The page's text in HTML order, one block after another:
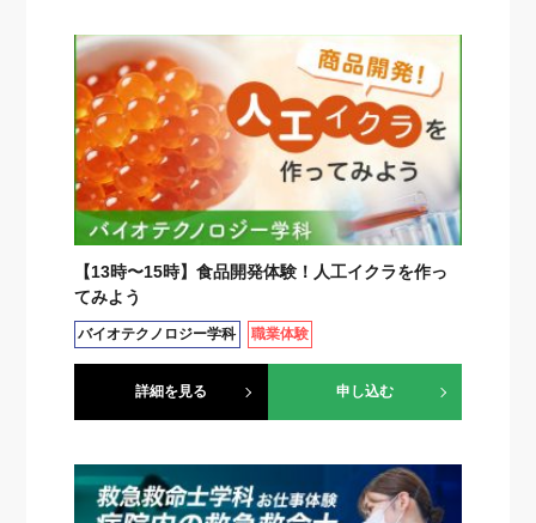
【13時〜15時】食品開発体験！人工イクラを作っ
てみよう
バイオテクノロジー学科 職業体験
詳細を見る 申し込む